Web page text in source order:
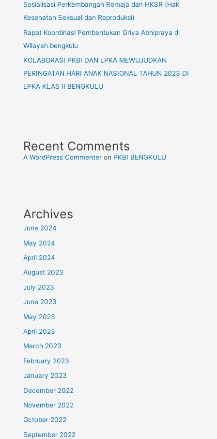
Sosialisasi Perkembangan Remaja dan HKSR (Hak
Kesehatan Seksual dan Reproduksi)
Rapat Koordinasi Pembentukan Griya Abhipraya di
Wilayah bengkulu
KOLABORASI PKBI DAN LPKA MEWUJUDKAN
PERINGATAN HARI ANAK NASIONAL TAHUN 2023 DI
LPKA KLAS II BENGKULU
Recent Comments
A WordPress Commenter on PKBI BENGKULU
Archives
June 2024
May 2024
April 2024
August 2023
July 2023
June 2023
May 2023
April 2023
March 2023
February 2023
January 2023
December 2022
November 2022
October 2022
September 2022